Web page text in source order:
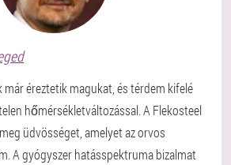
már éreztetik magukat, és térdem kifelé
hőmérsékletváltozással. A Flekosteel
üdvösséget, amelyet az orvos
A gyógyszer hatásspektruma bizalmat